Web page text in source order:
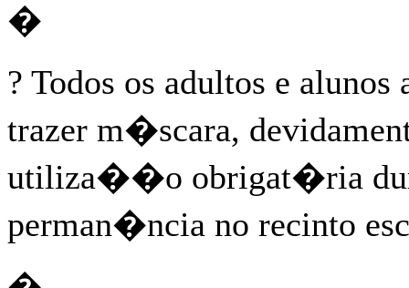
�
? Todos os adultos e
trazer m�scara,
utiliza��o obrigat�ria
perman�ncia no recinto